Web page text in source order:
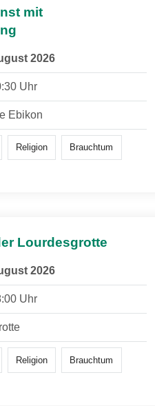
mit
2026
Uhr
Ebikon
Religion Brauchtum
Lourdesgrotte
2026
Uhr
Religion Brauchtum